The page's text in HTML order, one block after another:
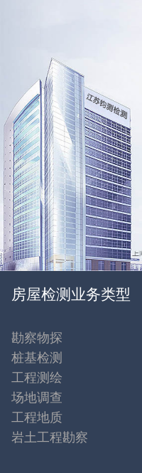
房屋检测业务类型
勘察物探
桩基检测
工程测绘
场地调查
工程地质
岩土工程勘察